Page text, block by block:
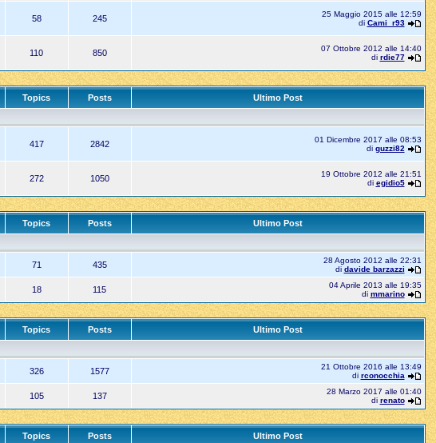
58 245
25 Maggio 2015 alle 12:59
di Cami_r93
110 850
07 Ottobre 2012 alle 14:40
di rdie77
Topics Posts Ultimo Post
417 2842
01 Dicembre 2017 alle 08:53
di guzzi82
272 1050
19 Ottobre 2012 alle 21:51
di egidio5
Topics Posts Ultimo Post
71 435
28 Agosto 2012 alle 22:31
di davide barzazzi
18 115
04 Aprile 2013 alle 19:35
di mmarino
Topics Posts Ultimo Post
326 1577
21 Ottobre 2016 alle 13:49
di rconocchia
105 137
28 Marzo 2017 alle 01:40
di renato
Topics Posts Ultimo Post